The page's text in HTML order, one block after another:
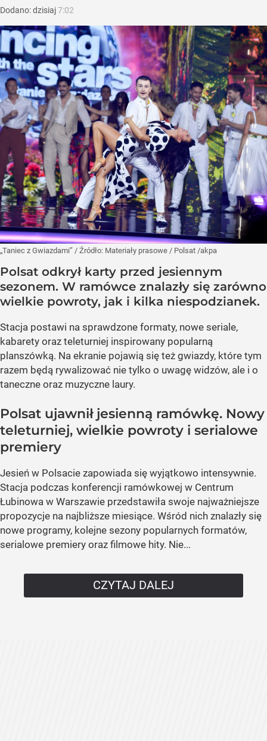
Dodano:dzisiaj7:02
„Taniec z Gwiazdami” / Źródło: Materiały prasowe / Polsat /akpa
Polsat odkrył karty przed jesiennym
sezonem. W ramówce znalazły się zarówno
wielkie powroty, jak i kilka niespodzianek.
Stacja postawi na sprawdzone formaty, nowe seriale,
kabarety oraz teleturniej inspirowany popularną
planszówką. Na ekranie pojawią się też gwiazdy, które tym
razem będą rywalizować nie tylko o uwagę widzów, ale i o
taneczne oraz muzyczne laury.
Polsat ujawnił jesienną ramówkę. Nowy
teleturniej, wielkie powroty i serialowe
premiery
Jesień w Polsacie zapowiada się wyjątkowo intensywnie.
Stacja podczas konferencji ramówkowej w Centrum
Łubinowa w Warszawie przedstawiła swoje najważniejsze
propozycje na najbliższe miesiące. Wśród nich znalazły się
nowe programy, kolejne sezony popularnych formatów,
serialowe premiery oraz filmowe hity. Nie...
CZYTAJ DALEJ